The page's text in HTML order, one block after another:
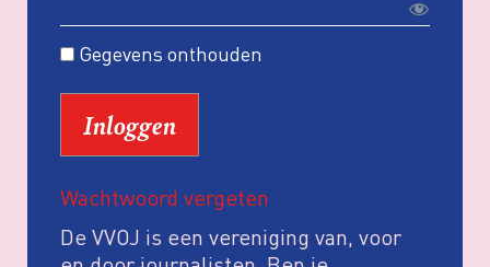
Gegevens onthouden
Wachtwoord vergeten
De VVOJ is een vereniging van, voor